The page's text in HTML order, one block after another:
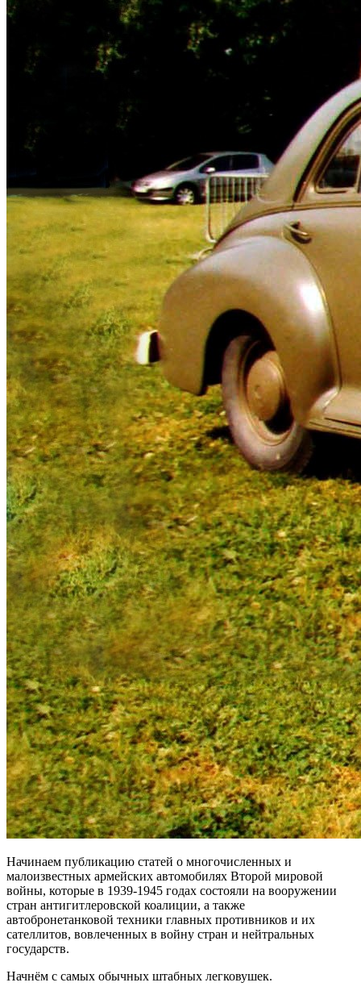
Начинаем публикацию статей о многочисленных и
малоизвестных армейских автомобилях Второй мировой
войны, которые в 1939-1945 годах состояли на вооружении
стран антигитлеровской коалиции, а также
автобронетанковой техники главных противников и их
сателлитов, вовлеченных в войну стран и нейтральных
государств.
Начнём с самых обычных штабных легковушек.